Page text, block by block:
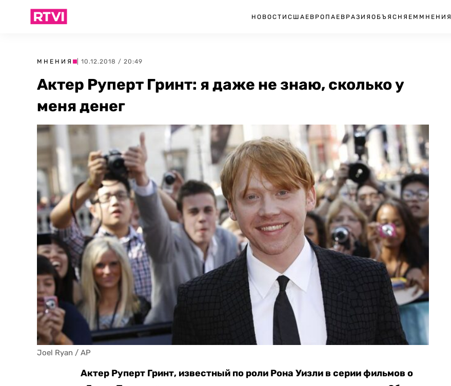
НОВОСТИ США ЕВРОПА ЕВРАЗИЯ ОБЪЯСНЯЕМ МНЕНИЯ
МНЕНИЯ | 10.12.2018 / 20:49
Актер Руперт Гринт: я даже не знаю, сколько у
меня денег
Joel Ryan / AP
Актер Руперт Гринт, известный по роли Рона Уизли в серии фильмов о